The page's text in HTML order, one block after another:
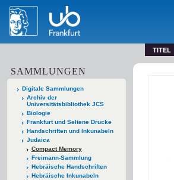
TITEL
SAMMLUNGEN
Digitale Sammlungen
Archiv der
Universitätsbibliothek JCS
Biologie
Frankfurt und Seltene Drucke
Handschriften und Inkunabeln
Judaica
Compact Memory
Freimann-Sammlung
Hebräische Handschriften
Hebräische Inkunabeln